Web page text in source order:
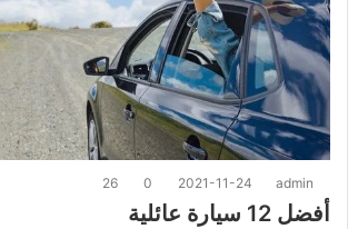
admin
2021-11-24
0
26
أفضل 12 سيارة عائلية